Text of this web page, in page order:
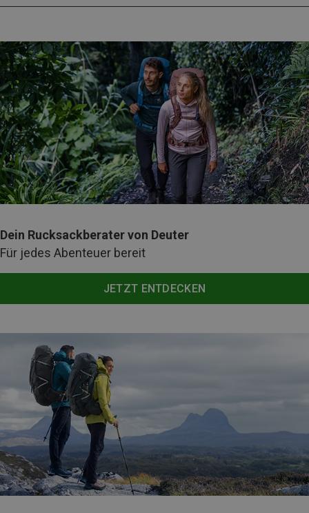
Dein Rucksackberater von Deuter
Für jedes Abenteuer bereit
JETZT ENTDECKEN